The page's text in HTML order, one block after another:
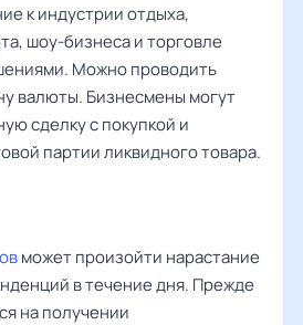
к индустрии отдыха,
шоу-бизнеса и торговле
Можно проводить
валюты. Бизнесмены могут
сделку с покупкой и
партии ликвидного товара.
может произойти нарастание
в течение дня. Прежде
на получении